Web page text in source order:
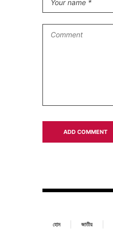
হোম জাতীয়